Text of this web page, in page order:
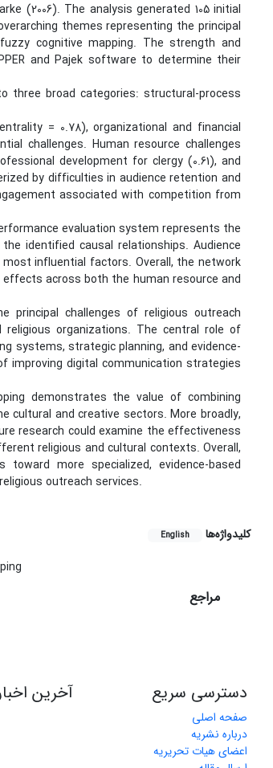
(2006). The analysis generated 105 initial
themes representing the principal
cognitive mapping. The strength and
and Pajek software to determine their
three broad categories: structural-process
= 0.78), organizational and financial
challenges. Human resource challenges
development for clergy (0.61), and
by difficulties in audience retention and
associated with competition from
evaluation system represents the
identified causal relationships. Audience
influential factors. Overall, the network
across both the human resource and
principal challenges of religious outreach
organizations. The central role of
systems, strategic planning, and evidence-
improving digital communication strategies
demonstrates the value of combining
and creative sectors. More broadly,
research could examine the effectiveness
religious and cultural contexts. Overall,
more specialized, evidence-based
outreach services.
کلیدواژه‌ها English
مراجع
دسترسی سریع
صفحه اصلی
درباره نشریه
اعضای هیات تحریریه
آخرین